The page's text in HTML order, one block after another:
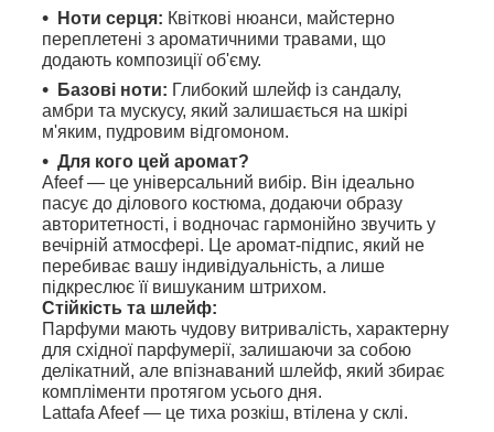
Ноти серця: Квіткові нюанси, майстерно
переплетені з ароматичними травами, що
додають композиції об'єму.
Базові ноти: Глибокий шлейф із сандалу,
амбри та мускусу, який залишається на шкірі
м'яким, пудровим відгомоном.
Для кого цей аромат?
Afeef — це універсальний вибір. Він ідеально
пасує до ділового костюма, додаючи образу
авторитетності, і водночас гармонійно звучить у
вечірній атмосфері. Це аромат-підпис, який не
перебиває вашу індивідуальність, а лише
підкреслює її вишуканим штрихом.
Стійкість та шлейф:
Парфуми мають чудову витривалість, характерну
для східної парфумерії, залишаючи за собою
делікатний, але впізнаваний шлейф, який збирає
компліменти протягом усього дня.
Lattafa Afeef — це тиха розкіш, втілена у склі.